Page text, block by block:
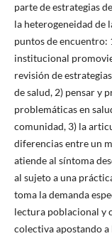
parte de estrategias
la heterogeneidad de
puntos de encuentro:
institucional
revisión de
de salud, 2) pensar y
problemáticas en
comunidad, 3) la
diferencias entre un
atiende al síntoma
al sujeto a una
toma la demanda
lectura poblacional y
colectiva apostando